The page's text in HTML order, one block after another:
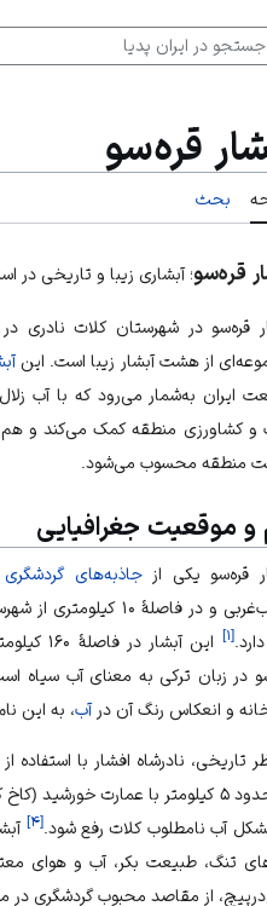
قره‌سو
بحث
قره‌سو؛ آبشاری زیبا و تاریخی در
قره‌سو در شهرستانکلات نادری
از هشت آبشار زیبا است. این
ایران به‌شمار می‌رود که با آب
وکشاورزی منطقه کمک می‌کند و هم
منطقه محسوب می‌شود.
و موقعیت جغرافیایی
قره‌سو یکی ازجاذبه‌های گردشگری
جنوب‌غربی و در فاصلهٔ
[۱] این آبشار در فاصلهٔ ۱۶۰ کیلومتری از شمال شهر
در زبان ترکی به‌ معنای آب سیاه
و انعکاس رنگ آن درآب، به این
تاریخی، نادرشاه افشار با استفاده
که حدود ۵ کیلومتر با عمارت
آب نامطلوب کلات رفع شود.[۴]
تنگ، طبیعت بکر، آب و هوای
از مقاصد محبوب گردشگری در